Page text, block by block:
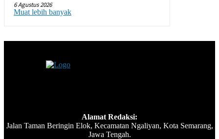
6 Agustus 2026
Muat lebih banyak
Alamat Redaksi:
Jalan Taman Beringin Elok, Kecamatan Ngaliyan, Kota Semarang,
Jawa Tengah.